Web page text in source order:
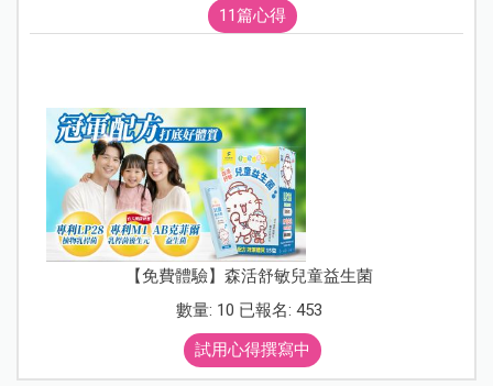
11篇心得
【免費體驗】森活舒敏兒童益生菌
數量: 10 已報名: 453
試用心得撰寫中